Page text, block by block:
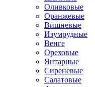
Оливковые
Оранжевые
Вишневые
Изумрудные
Венге
Ореховые
Янтарные
Сиреневые
Салатовые